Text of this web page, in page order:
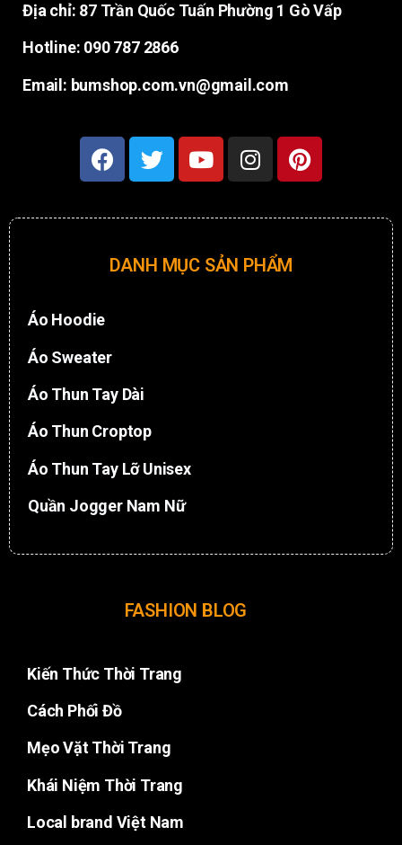
Địa chỉ: 87 Trần Quốc Tuấn Phường 1 Gò Vấp
Hotline: 090 787 2866
Email: bumshop.com.vn@gmail.com
DANH MỤC SẢN PHẨM
Áo Hoodie
Áo Sweater
Áo Thun Tay Dài
Áo Thun Croptop
Áo Thun Tay Lỡ Unisex
Quần Jogger Nam Nữ
FASHION BLOG
Kiến Thức Thời Trang
Cách Phối Đồ
Mẹo Vặt Thời Trang
Khái Niệm Thời Trang
Local brand Việt Nam